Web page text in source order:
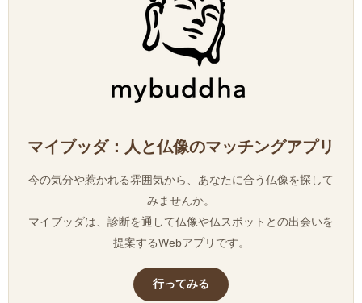
マイブッダ：人と仏像のマッチングアプリ
今の気分や惹かれる雰囲気から、あなたに合う仏像を探して
みませんか。
マイブッダは、診断を通して仏像や仏スポットとの出会いを
提案するWebアプリです。
行ってみる